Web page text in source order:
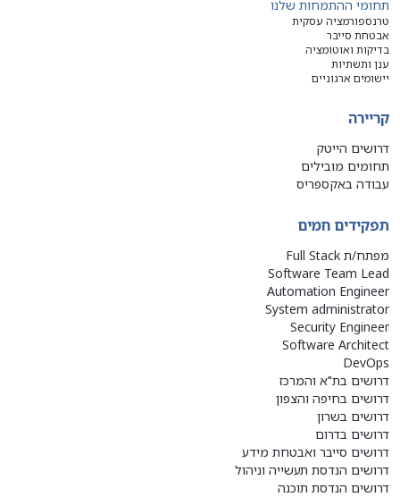
תחומי ההתמחות שלנו
טרנספורמציה עסקית
אבטחת סייבר
בדיקות ואוטומציה
ענן ותשתיות
יישומים ארגוניים
קריירה
דרושים הייטק
תחומים מובילים
עבודה באקספריס
תפקידים חמים
מפתח/ת Full Stack
Software Team Lead
Automation Engineer
System administrator
Security Engineer
Software Architect
DevOps
דרושים בת"א והמרכז
דרושים בחיפה והצפון
דרושים בשרון
דרושים בדרום
דרושים סייבר ואבטחת מידע
דרושים הנדסת תעשייה וניהול
דרושים הנדסת תוכנה